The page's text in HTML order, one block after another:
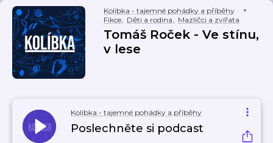
Kolíbka - tajemné pohádky a příběhy
Fikce, Děti a rodina, Mazlíčci a zvířata
Tomáš Roček - Ve stínu,
v lese
Kolíbka - tajemné pohádky a příběhy
Poslechněte si podcast